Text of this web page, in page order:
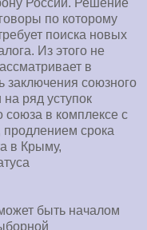
по которому
поиска новых
Из этого не
в
заключения союзного
ряд уступок
союза в комплексе с
продлением срока
в Крыму,
быть началом